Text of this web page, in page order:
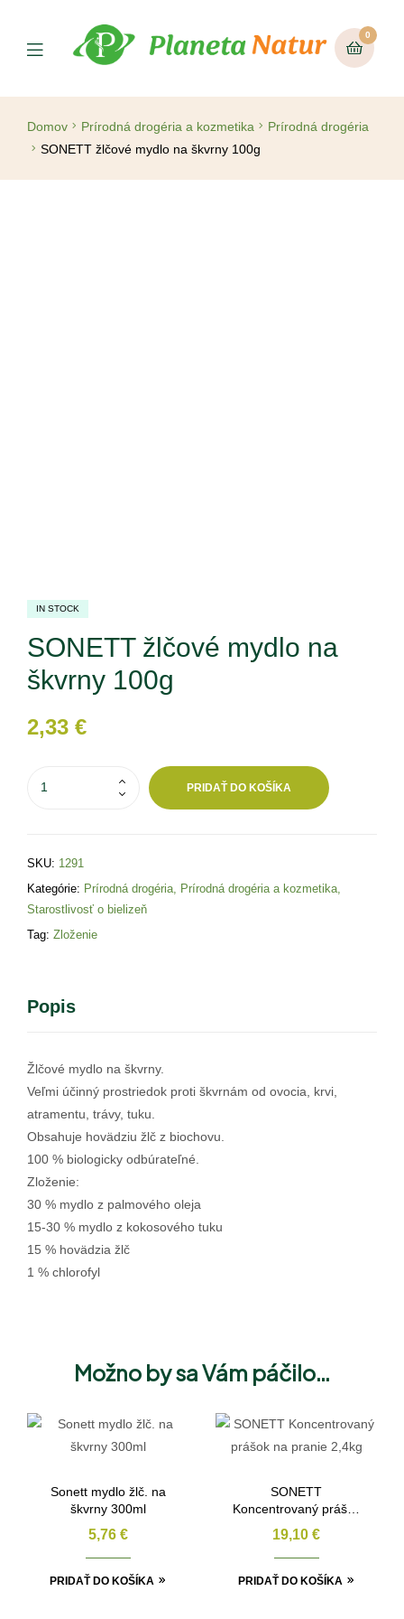
0
Domov Prírodná drogéria a kozmetika
Prírodná drogéria
SONETT žlčové mydlo na škvrny 100g
IN STOCK
SONETT žlčové mydlo na
škvrny 100g
2,33 €
PRIDAŤ DO KOŠÍKA
SKU: 1291
Kategórie: Prírodná drogéria Prírodná drogéria a kozmetika
Starostlivosť o bielizeň
Tag: Zloženie
Popis
Žlčové mydlo na škvrny.
Veľmi účinný prostriedok proti škvrnám od ovocia, krvi,
atramentu, trávy, tuku.
Obsahuje hovädziu žlč z biochovu.
100 % biologicky odbúrateľné.
Zloženie:
30 % mydlo z palmového oleja
15-30 % mydlo z kokosového tuku
15 % hovädzia žlč
1 % chlorofyl
Možno by sa Vám páčilo…
Sonett mydlo žlč. na
škvrny 300ml
5,76 €
PRIDAŤ DO KOŠÍKA
SONETT
Koncentrovaný prášok
na pranie 2,4kg
19,10 €
PRIDAŤ DO KOŠÍKA